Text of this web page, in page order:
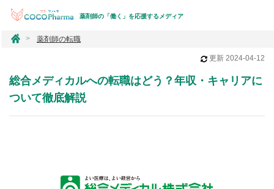
薬剤師の「働く」を応援するメディア
コ
ー
マ
薬剤師の転職
更新 2024-04-12
総合メディカルへの転職はどう？年収・キャリアに
ついて徹底解説